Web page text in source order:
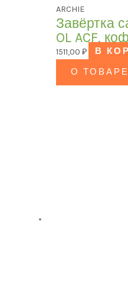
ARCHIE
Завёртка
OL ACF,
1511,00₽
В
О ТОВАРЕ